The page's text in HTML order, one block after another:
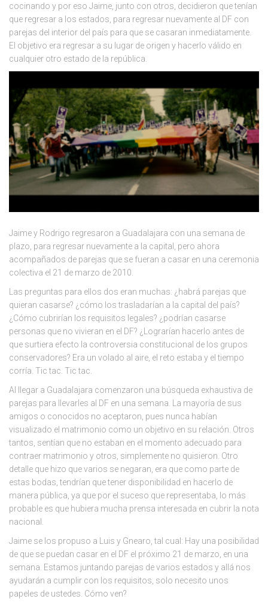
cocinando y por eso Jaime, junto con otros, decidieron que tenían
que regresar a los estados, para regresar nuevamente al DF con
parejas del interior del país para que se casaran inmediatamente.
El objetivo era regresar a su lugar de origen y hacerlo válido en
cualquier otro estado de la república.
Jaime y Rodrigo regresaron a Guadalajara con una semana de
plazo, para regresar nuevamente a la capital, pero ahora
acompañados de parejas que se fueran a casar en una ceremonia
colectiva el 21 de marzo de 2010.
Las preguntas para ellos dos eran muchas: ¿habrá parejas que
quieran casarse? ¿cómo los trasladarían a la capital del país?
¿Cómo cubrirían los requisitos legales? ¿podrían casarse
personas que no vivieran en el DF? ¿Lograrían hacerlo antes de
que surtiera efecto la controversia constitucional de los grupos
conservadores? Era un volado al aire, el reto estaba y el tiempo
corría. Tic tac. Tic tac.
Al llegar a Guadalajara comenzaron una búsqueda exhaustiva de
parejas para llevarles al DF en una semana. La mayoría de sus
amigos o conocidos no aceptaron, pues nunca habían
visualizado el matrimonio como un objetivo en su relación. Otros
tantos, sentían que no estaban en el momento adecuado para
contraer matrimonio y otros, simplemente no quisieron. Otro
detalle que hizo que varios se negaran, era que como parte de
estas bodas, tendrían que tener disponibilidad en hacerlo de
manera pública, ya que por el suceso que representaba, lo más
probable es que hubiera mucha prensa interesada en cubrir la nota
nacional.
Jaime se los propuso a Luis y Gnearo, tal cual: Hay una posibilidad
de que se puedan casar en el DF el próximo 21 de marzo, en una
semana. Estamos juntando parejas de varios estados y allá nos
ayudarán a cumplir con los requisitos, solo necesito unos
papeles de ustedes. Cómo ven?